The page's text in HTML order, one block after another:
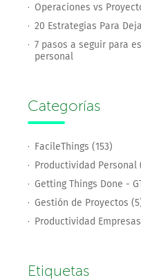
Operaciones vs
20 Estrategias Para
7 pasos a seguir para
personal
Categorías
FacileThings (153)
Productividad Personal
Getting Things Done -
Gestión de Proyectos
Productividad
Etiquetas